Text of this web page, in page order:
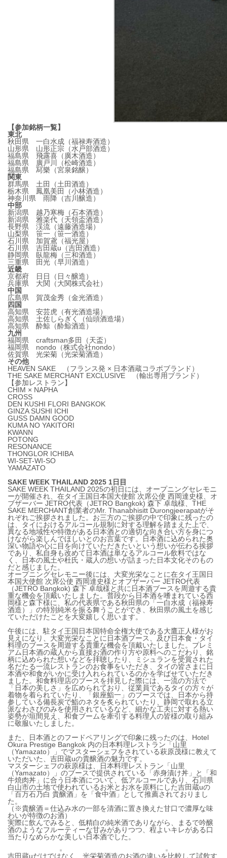
【参加銘柄一覧】
東北
秋田県 一白水成（福禄寿酒造）
山形県 山形正宗（水戸部酒造）
福島県 飛露喜（廣木酒造）
福島県 廣戸川（松崎酒造）
福島県 冩樂（宮泉銘醸）
関東
群馬県 土田（土田酒造）
栃木県 鳳凰美田（小林酒造）
神奈川県 雨降（吉川醸造）
中部
新潟県 越乃寒梅（石本酒造）
新潟県 雅楽代（天領盃酒造）
長野県 渓流（遠藤酒造場）
山梨県 笹一（笹一酒造）
石川県 加賀鳶（福光屋）
石川県 吉田蔵u（吉田酒造）
静岡県 臥龍梅（三和酒造）
三重県 田光（早川酒造）
近畿
京都府 日日（日々醸造）
兵庫県 大関（大関株式会社）
中国
広島県 賀茂金秀（金光酒造）
四国
高知県 安芸虎（有光酒造場）
高知県 土佐しらぎく（仙頭酒造場）
高知県 酔鯨（酔鯨酒造）
九州
福岡県 craftsman多田（天盃）
福岡県 nondo（株式会社nondo）
佐賀県 光栄菊（光栄菊酒造）
その他
HEAVEN SAKE （フランス発 × 日本酒蔵コラボブランド）
THE SAKE MERCHANT EXCLUSIVE （輸出専用ブランド）
【参加レストラン】
CHIM × NAPHA
CROSS
DEN KUSHI FLORI BANGKOK
GINZA SUSHI ICHI
GUSS DAMN GOOD
KUMA NO YAKITORI
KWANN
POTONG
RESONANCE
THONGLOR ICHIBA
WI-SET-WI-SO
YAMAZATO
SAKE WEEK THAILAND 2025 1日目
SAKE WEEK THAILAND 2025の初日には、オープニングセレモニ
ーが開催され、在タイ王国日本国大使館 次席公使 西岡達史様、オ
ブザーバー JETRO代表（JETRO Bangkok) 森下 卓哉様、THE
SAKE MERCHANT創業者のMr. Thanabhisitt Durongjeerapatがそ
れぞれご挨拶されました。お三方のご挨拶の中で印象に残ったの
は、タイにおけるアルコール規制に対する理解を踏まえた上で、
異なる地域性や特徴がある日本酒との適切な向き合い方を身につ
けながら楽しんでほしいとのお言葉です。日本酒に込められた奥
深い物語や心に目を向けていただきたいという想いが伝わる挨拶
であり、私自身も改めて日本酒は単なるアルコール飲料ではな
く、日本の風土や杜氏・蔵人の想いが詰まった日本文化そのもの
だと感じました。
オープニングセレモニー後には、大変光栄なことに在タイ王国日
本国大使館 次席公使 西岡達史様とオブザーバー JETRO代表
（JETRO Bangkok) 森下 卓哉様と共に日本酒ブースを周遊する貴
重な機会を頂戴いたしました。普段から日本酒を嗜まれている西
岡様と森下様に、私の代表県である秋田県の「一白水成（福禄寿
酒造）」の特別純米を振る舞うことができ、秋田県の風土を感じ
ていただけたことを大変嬉しく思います。
午後には、駐タイ王国日本国特命全権大使である大鷹正人様がお
見えになり、大変光栄なことに日本酒ブース、及び日本食・タイ
料理のブースを周遊する貴重な機会を頂戴いたしました。プレミ
アム日本酒の蔵人から直接お酒の作り方や原料へのこだわり、銘
柄に込められた想いなどを拝聴したり、ミシュランを受賞された
名だたる一流レストランのお食事をいただき、タイの皆さまに日
本酒や和食がいかに受け入れられているのかを学ばせていただき
ました。和食料理店のブースを拝見した際には、一流の方法で
「日本の美しさ」を広められており、従業員であるタイの方々が
着物を着られていたり、「銀座鮨一」のブースでは、日本から持
参している備長炭で鮨のネタを炙られていたり、静岡で取れる立
派なわさびのみを使用されているなど、細かな工夫に対する熱い
姿勢が垣間見え、和食ブームを牽引する料理人の皆様の取り組み
に敬服いたしました。
また、日本酒とのフードペアリングで印象に残ったのは、Hotel
Okura Prestige Bangkok 内の日本料理レストラン「山里
（Yamazato）」でマスターシェフをされている萩原茂様に教えて
いただいた、吉田蔵uの貴醸酒の魅力です。
マスターシェフの萩原様は、日本料理レストラン「山里
（Yamazato）」のブースで提供されている「赤身漬け丼」と「和
牛焼肉丼」に合う日本酒について、低アルコールであり、石川県
白山市の土地で使われているお米とお水を原料にした吉田蔵uの
「百万石乃白 貴醸酒」を「食中酒」として推薦されておりまし
た。
（※貴醸酒＝仕込み水の一部を清酒に置き換えた甘口で濃厚な味
わいが特徴のお酒）
実際に飲んでみると、低精白の純米酒でありながら、まるで吟醸
酒のようなフルーティーな甘みがありつつ、程よいキレがある口
当たりなめらかな美しい日本酒でした。
吉田蔵uだけではなく、光栄菊酒造のお酒の違いを比較して試飲す